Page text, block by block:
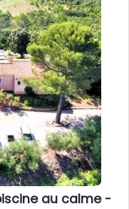
au calme -